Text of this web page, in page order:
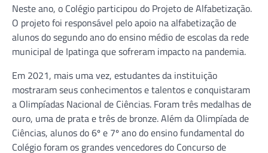
Neste ano, o Colégio participou do Projeto de Alfabetização.
O projeto foi responsável pelo apoio na alfabetização de
alunos do segundo ano do ensino médio de escolas da rede
municipal de Ipatinga que sofreram impacto na pandemia.
Em 2021, mais uma vez, estudantes da instituição
mostraram seus conhecimentos e talentos e conquistaram
a Olimpíadas Nacional de Ciências. Foram três medalhas de
ouro, uma de prata e três de bronze. Além da Olimpíada de
Ciências, alunos do 6º e 7º ano do ensino fundamental do
Colégio foram os grandes vencedores do Concurso de